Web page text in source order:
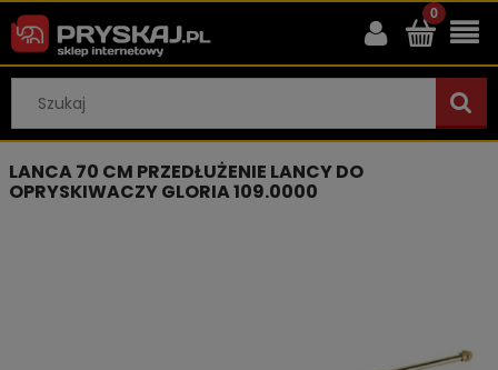
LANCA 70 CM PRZEDŁUŻENIE LANCY DO
OPRYSKIWACZY GLORIA 109.0000